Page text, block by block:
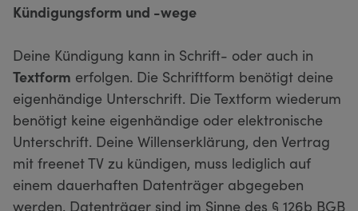
Kündigungsform und -wege
Deine Kündigung kann in Schrift- oder auch in
Textform erfolgen. Die Schriftform benötigt deine
eigenhändige Unterschrift. Die Textform wiederum
benötigt keine eigenhändige oder elektronische
Unterschrift. Deine Willenserklärung, den Vertrag
mit freenet TV zu kündigen, muss lediglich auf
einem dauerhaften Datenträger abgegeben
werden. Datenträger sind im Sinne des § 126b BGB